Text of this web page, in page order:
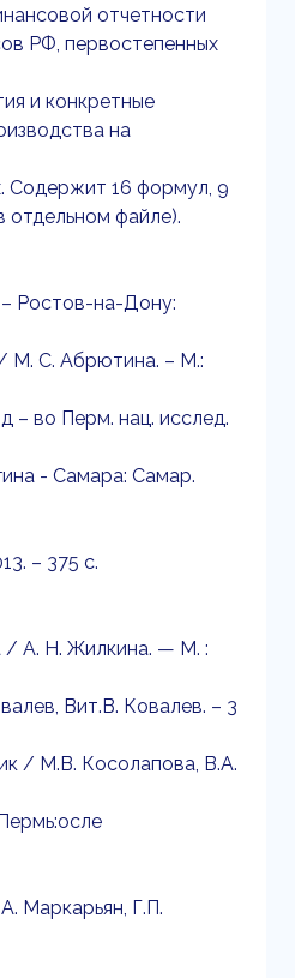
отчетности
РФ, первостепенных
и конкретные
на
Содержит 16 формул, 9
отдельном файле).
– Ростов-на-Дону:
М. С. Абрютина. – М.:
– во Перм. нац. исслед.
- Самара: Самар.
– 375 с.
/ А. Н. Жилкина. — М. :
Вит.В. Ковалев. – 3
/ М.В. Косолапова, В.А.
Маркарьян, Г.П.